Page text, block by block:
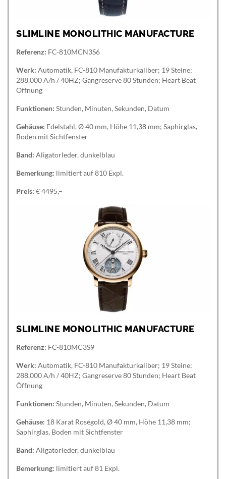
SLIMLINE MONOLITHIC MANUFACTURE
Referenz: FC-810MCN3S6
Werk: Automatik, FC-810 Manufakturkaliber; 19 Steine;
288.000 A/h / 40HZ; Gangreserve 80 Stunden; Heart Beat
Öffnung
Funktionen: Stunden, Minuten, Sekunden, Datum
Gehäuse: Edelstahl, Ø 40 mm, Höhe 11,38 mm; Saphirglas,
Boden mit Sichtfenster
Band: Aligatorleder, dunkelblau
Bemerkung: limitiert auf 810 Expl.
Preis: € 4495,–
SLIMLINE MONOLITHIC MANUFACTURE
Referenz: FC-810MC3S9
Werk: Automatik, FC-810 Manufakturkaliber; 19 Steine;
288.000 A/h / 40HZ; Gangreserve 80 Stunden; Heart Beat
Öffnung
Funktionen: Stunden, Minuten, Sekunden, Datum
Gehäuse: 18 Karat Roségold, Ø 40 mm, Höhe 11,38 mm;
Saphirglas, Boden mit Sichtfenster
Band: Aligatorleder, dunkelblau
Bemerkung: limitiert auf 81 Expl.